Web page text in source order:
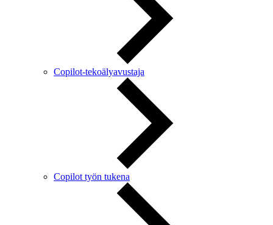
Copilot-tekoälyavustaja
Copilot työn tukena